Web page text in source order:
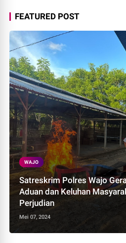
FEATURED POST
WAJO
Satreskrim Polres Wajo
Aduan dan Keluhan
Perjudian
Mei 07, 2024